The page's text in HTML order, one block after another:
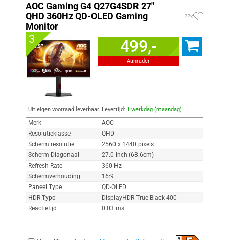
AOC Gaming G4 Q27G4SDR 27"
QHD 360Hz QD-OLED Gaming
Monitor
22x
3 499,-
Aanrader
Uit eigen voorraad leverbaar. Levertijd: 1 werkdag (maandag)
Merk
AOC
Resolutieklasse
QHD
Scherm resolutie
2560 x 1440 pixels
Scherm Diagonaal
27.0 inch (68.6cm)
Refresh Rate
360 Hz
Schermverhouding
16:9
Paneel Type
QD-OLED
HDR Type
DisplayHDR True Black 400
Reactietijd
0.03 ms